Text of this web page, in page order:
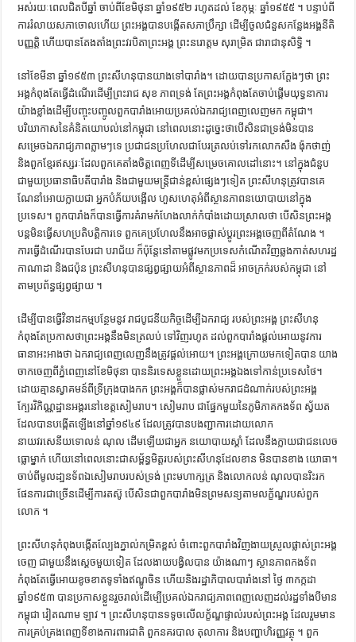
អស់រយៈពេលជិតបីឆ្នាំ ចាប់ពីខែមិថុនា ឆ្នាំ១៩៥២ រហូតដល់ ខែកុម្ភៈ ឆ្នាំ១៩៥៥ ។ បន្ទាប់ពី
ការរំលាយសភាចោលហើយ ព្រះអង្គបានបង្កើតសភាប្រឹក្សា ដើម្បីចូលជំនួសកន្លែងអង្គនីតិ
បញ្ញត្តិ ហើយបានតែងតាំងព្រះវរបិតាព្រះអង្គ ព្រះនរោត្តម សុរាម្រិត ជារាជានុសិទ្ធិ ។
នៅខែមីនា ឆ្នាំ១៩៥៣ ព្រះសីហនុបានយាងទៅបារាំង។ ដោយបានប្រកាសក្ដែងៗថា ព្រះ
អង្គកំពុងតែធ្វើដំណើរដើម្បីព្រះរាជ សុខ ភាពទ្រង់ តែព្រះអង្គកំពុងតែចាប់ផ្ដើមយុទ្ធនាការ
យ៉ាងខ្លាំងដើម្បីបញ្ចុះបញ្ចូលពួកបារាំងអោយប្រគល់ឯករាជ្យពេញលេញមក កម្ពុជា។
បរិយាកាសនៃគំនិតយោបល់នៅកម្ពុជា នៅពេលនោះដូច្នេះថាបើសិនជាទ្រង់មិនបាន
សម្រេចឯករាជ្យភាពភ្លាមៗទេ ប្រជាជនប្រហែលជាបែរត្រលប់ទៅរកលោកសឺង ង៉ុកថាញ់
និងពួកខ្មែរឥស្សរៈដែលពួកគេតាំងចិត្តពេញទីដើម្បីសម្រេចគោលដៅនោះ។ នៅក្នុងជំនួប
ជាមួយប្រធានាធិបតីបារាំង និងជាមួយមន្ត្រីជាន់ខ្ពស់ផ្សេងៗទៀត ព្រះសីហនុត្រូវបានគេ
ណែនាំអោយក្លាយជា អ្នកបំភ័យបង្អើល ហួសហេតុអំពីស្ថានភាពនយោបាយនៅក្នុង
ប្រទេស។ ពួកបារាំងក៏បានធ្វើការគំរាមកំហែងលាក់កំបាំងដោយស្រាលថា បើសិនព្រះអង្គ
បន្តមិនធ្វើសហប្រតិបត្តិការទេ ពួកគេប្រហែលនឹងអាចផ្លាស់ប្ដូរព្រះអង្គចេញពីតំណែង ។
ការធ្វើដំណើរបានបែរជា បរាជ័យ ក៏ប៉ុន្តែនៅតាមផ្លូវមកប្រទេសកំណើតវិញឆ្លងកាត់សហរដ្ឋ
កាណាដា និងជប៉ុន ព្រះសីហនុបានផ្សព្វផ្សាយអំពីស្ថានភាពដ៏ អាចក្រក់របស់កម្ពុជា នៅ
តាមប្រព័ន្ធផ្សព្វផ្សាយ ។
ដើម្បីបានធ្វើវិនាដកម្មបន្ថែមនូវ រាជបូជនីយកិច្ចដើម្បីឯករាជ្យ របស់ព្រះអង្គ ព្រះសីហនុ
កំពុងតែប្រកាសថាព្រះអង្គនឹងមិនត្រលប់ ទៅវិញរហូត ដល់ពួកបារាំងផ្ដល់អោយនូវការ
ធានាអះអាងថា ឯករាជ្យពេញលេញនឹងត្រូវផ្ដល់អោយ។ ព្រះអង្គក្រោយមកទៀតបាន យាង
ចាកចេញពីភ្នំពេញនៅខែមិថុនា បាននិរទេសខ្លួនដោយព្រះអង្គឯងទៅកាន់ប្រទេសថៃ។
ដោយគ្មានស្វាគមន៍ពីទ្រីក្រុងបាងកក ព្រះអង្គក៏បានផ្លាស់មករាជដំណាក់របស់ព្រះអង្គ
ក្បែរវិកិណ្ណដ្ឋានអង្គរនៅខេត្តសៀមរាប។ សៀមរាប ជាផ្នែកមួយនៃភូមិភាគកងទ័ព ស្វ័យត
ដែលបានបង្កើតឡើងនៅឆ្នាំ១៩៤៩ ដែលត្រូវបានបងញ្ជាការដោយលោក
នាយវរសេនីយទោលន់ ណុល ដើមឡើយជាអ្នក នយោបាយស្ដាំ ដែលនឹងក្លាយជាជនលេច
ធ្លោម្នាក់ ហើយនៅពេលនោះជាសម្ព័ន្ធមិត្តរបស់ព្រះសីហនុដែលខាន មិនបានខាង យោធា។
ចាប់ពីមូលដា្ឋនទ័ពឯសៀមរាបរបស់ទ្រង់ ព្រះមហាក្សត្រ និងលោកលន់ ណុលបានរិះរក
ផែនការជាច្រើនដើម្បីការតស៊ូ បើសិនជាពួកបារាំងមិនព្រមសន្យតាមលក្ខ័ណ្ឌរបស់ពួក
លោក ។
ព្រះសីហនុកំពុងបង្កើតល្បែងភ្នាល់កម្រិតខ្ពស់ ចំពោះពួកបារាំងវិញងាយស្រួលផ្លាស់ព្រះអង្គ
ចេញ ជាមួយនឹងស្ដេចមួយទៀត ដែលងាយបង្វិលបាន យ៉ាងណាៗ ស្ថានភាពកងទ័ព
កំពុងតែធ្វើអោយខូចខាតទូទាំងឥណ្ឌូចិន ហើយនិងរដ្ឋាភិបាលបារាំងនៅ ថ្ងៃ ៣កក្កដា
ឆ្នាំ១៩៥៣ បានប្រកាសខ្លួនរួចរាល់ដើម្បើប្រគល់ឯករាជ្យភាពពេញលេញដល់រដ្ឋទាំងបីមាន
កម្ពុជា វៀតណាម ឡាវ ។ ព្រះសីហនុបានទទូចលើលក្ខ័ណ្ឌផ្ទាល់របស់ព្រះអង្គ ដែលរួមមាន
ការគ្រប់គ្រងពេញទីខាងការពារជាតិ ពួកនគរបាល តុលាការ និងបញ្ហាហិរញ្ញវត្ថុ ។ ពួក